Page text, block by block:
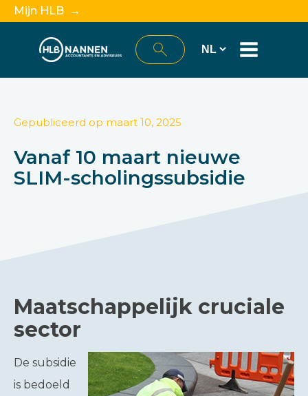
Mijn HLB →
Gepubliceerd op maart 10, 2025
Vanaf 10 maart nieuwe
SLIM-scholingssubsidie
Maatschappelijk cruciale
sector
De subsidie
is bedoeld